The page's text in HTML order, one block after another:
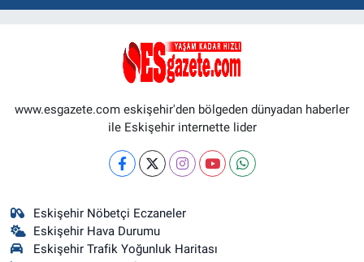
www.esgazete.com eskişehir'den bölgeden dünyadan haberler
ile Eskişehir internette lider
Eskişehir Nöbetçi Eczaneler
Eskişehir Hava Durumu
Eskişehir Trafik Yoğunluk Haritası